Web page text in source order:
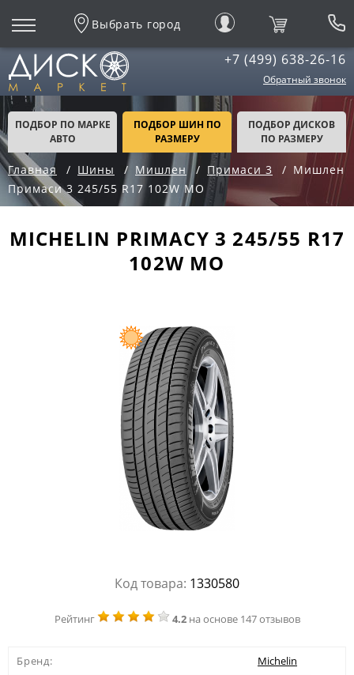
Выбрать город
+7 (499) 638-26-16
Обратный звонок
ПОДБОР ПО МАРКЕ
АВТО
ПОДБОР ШИН ПО
РАЗМЕРУ
ПОДБОР ДИСКОВ
ПО РАЗМЕРУ
Главная Шины Мишлен Примаси 3
Мишлен
Примаси 3 245/55 R17 102W MO
MICHELIN PRIMACY 3 245/55 R17
102W MO
Код товара: 1330580
Рейтинг 4.2на основе 147 отзывов
Бренд:
Michelin